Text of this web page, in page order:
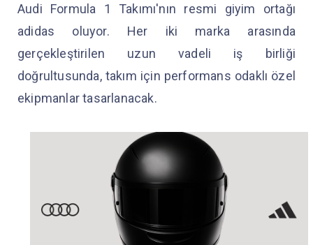
Audi Formula 1 Takımı'nın resmi giyim ortağı
adidas oluyor. Her iki marka arasında
gerçekleştirilen uzun vadeli iş birliği
doğrultusunda, takım için performans odaklı özel
ekipmanlar tasarlanacak.